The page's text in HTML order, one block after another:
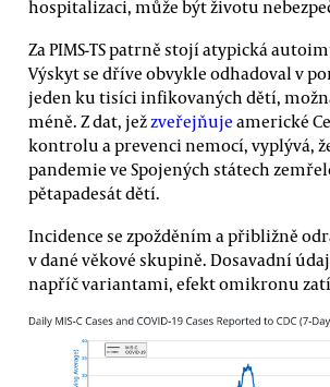
hospitalizaci, může být životu
Za PIMS-TS patrně stojí atypická
Výskyt se dříve obvykle odhadoval v
jeden ku tisíci infikovaných dětí,
méně. Z dat, jež zveřejňuje americké
kontrolu a prevenci nemocí, vyplývá,
pandemie ve Spojených státech
pětapadesát dětí.
Incidence se zpožděním a přibližně
v dané věkové skupině. Dosavadní
napříč variantami, efekt omikronu